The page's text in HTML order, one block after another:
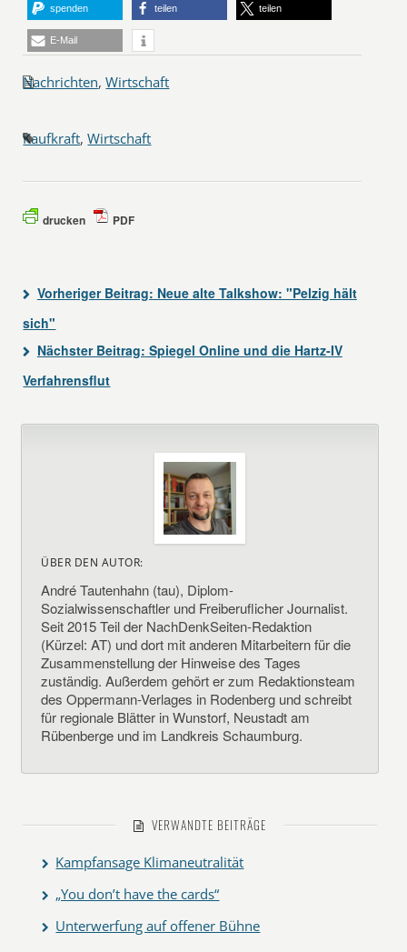
spenden teilen teilen
E-Mail
Nachrichten,Wirtschaft
Kaufkraft,Wirtschaft
drucken PDF
Vorheriger Beitrag: Neue alte Talkshow: "Pelzig hält
sich"
Nächster Beitrag: Spiegel Online und die Hartz-IV
Verfahrensflut
ÜBER DEN AUTOR:
André Tautenhahn (tau), Diplom-
Sozialwissenschaftler und Freiberuflicher Journalist.
Seit 2015 Teil der NachDenkSeiten-Redaktion
(Kürzel: AT) und dort mit anderen Mitarbeitern für die
Zusammenstellung der Hinweise des Tages
zuständig. Außerdem gehört er zum Redaktionsteam
des Oppermann-Verlages in Rodenberg und schreibt
für regionale Blätter in Wunstorf, Neustadt am
Rübenberge und im Landkreis Schaumburg.
VERWANDTE BEITRÄGE
Kampfansage Klimaneutralität
„You don’t have the cards“
Unterwerfung auf offener Bühne